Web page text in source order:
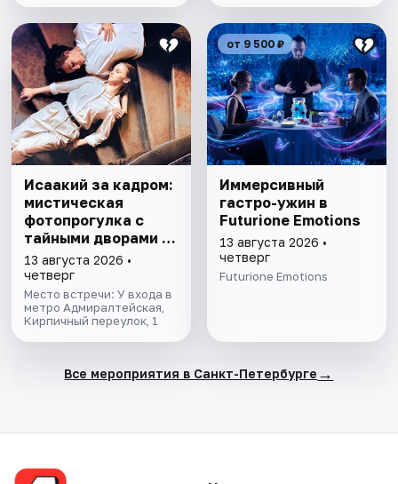
Исаакий за кадром:
мистическая
фотопрогулка с
тайными дворами и
колоннадой
13 августа 2026 •
четверг
Место встречи: У входа в
метро Адмиралтейская,
Кирпичный переулок, 1
от 9 500 ₽
Иммерсивный
гастро-ужин в
Futurione Emotions
13 августа 2026 •
четверг
Futurione Emotions
Все мероприятия в Санкт-Петербурге →